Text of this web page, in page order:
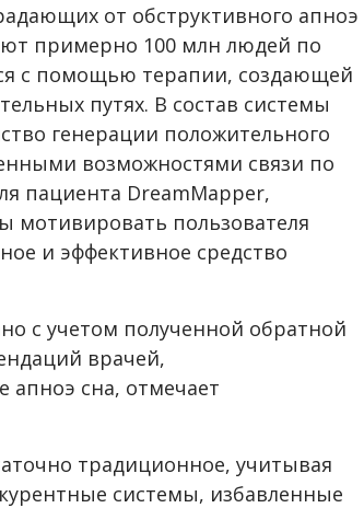
от обструктивного апноэ
примерно 100 млн людей по
с помощью терапии, создающей
путях. В состав системы
генерации положительного
возможностями связи по
пациента DreamMapper,
мотивировать пользователя
и эффективное средство
с учетом полученной обратной
врачей,
апноэ сна, отмечает
традиционное, учитывая
системы, избавленные